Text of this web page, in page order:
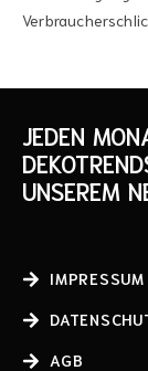
JEDEN
UNSEREM
IMPRESSUM
AGB